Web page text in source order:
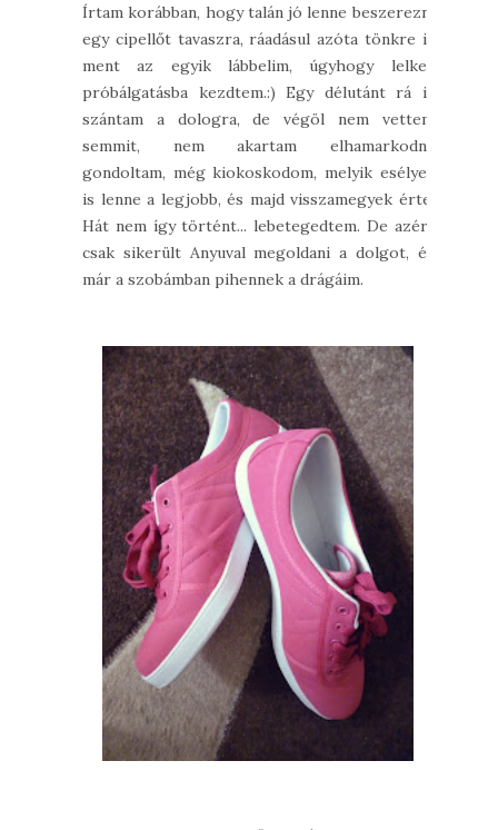
Írtam korábban, hogy talán jó lenne beszerezni
egy cipellőt tavaszra, ráadásul azóta tönkre is
ment az egyik lábbelim, úgyhogy lelkes
próbálgatásba kezdtem.:) Egy délutánt rá is
szántam a dologra, de végöl nem vettem
semmit, nem akartam elhamarkodni,
gondoltam, még kiokoskodom, melyik esélyes
is lenne a legjobb, és majd visszamegyek érte.
Hát nem így történt... lebetegedtem. De azért
csak sikerült Anyuval megoldani a dolgot, és
már a szobámban pihennek a drágáim.